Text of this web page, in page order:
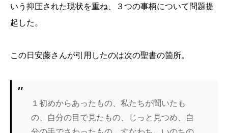
いう抑圧された現状を重ね、３つの事柄について問題提
起した。
この日安藤さんが引用したのは次の聖書の箇所。
１初めからあったもの、私たちが聞いたも
の、自分の目で見たもの、じっと見つめ、自